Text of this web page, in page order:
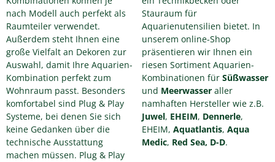
nach Modell auch perfekt als
Raumteiler verwendet.
Außerdem steht Ihnen eine
große Vielfalt an Dekoren zur
Auswahl, damit Ihre Aquarien-
Kombination perfekt zum
Wohnraum passt. Besonders
komfortabel sind Plug & Play
Systeme, bei denen Sie sich
keine Gedanken über die
technische Ausstattung
machen müssen. Plug & Play
Stauraum für
Aquarienutensilien bietet. In
unserem online-Shop
präsentieren wir Ihnen ein
riesen Sortiment Aquarien-
Kombinationen für Süßwasser
und Meerwasser aller
namhaften Hersteller wie z.B.
Juwel, EHEIM, Dennerle,
EHEIM, Aquatlantis, Aqua
Medic, Red Sea, D-D.